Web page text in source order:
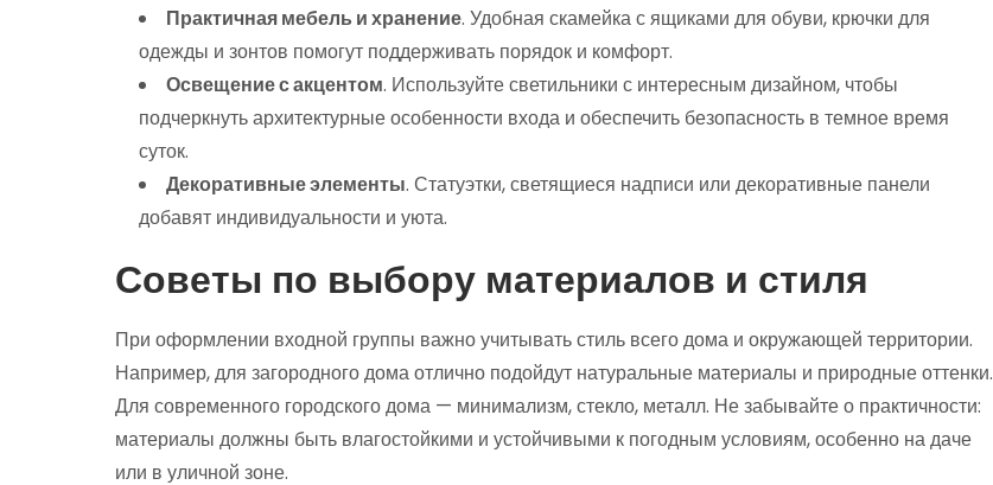
Практичная мебель и хранение. Удобная скамейка с ящиками для обуви, крючки для
одежды и зонтов помогут поддерживать порядок и комфорт.
Освещение с акцентом. Используйте светильники с интересным дизайном, чтобы
подчеркнуть архитектурные особенности входа и обеспечить безопасность в темное время
суток.
Декоративные элементы. Статуэтки, светящиеся надписи или декоративные панели
добавят индивидуальности и уюта.
Советы по выбору материалов и стиля
При оформлении входной группы важно учитывать стиль всего дома и окружающей территории.
Например, для загородного дома отлично подойдут натуральные материалы и природные оттенки.
Для современного городского дома — минимализм, стекло, металл. Не забывайте о практичности:
материалы должны быть влагостойкими и устойчивыми к погодным условиям, особенно на даче
или в уличной зоне.